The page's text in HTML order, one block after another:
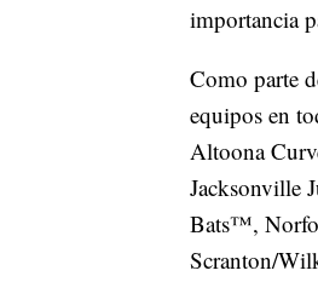
importancia
Como parte
equipos en
Altoona
Bats™,
Scranton/